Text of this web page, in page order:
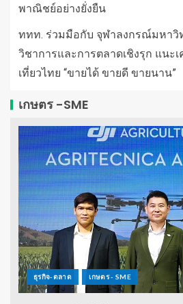
พาณิชย์อย่างยั่งยืน
ททท. ร่วมมือกับ จุฬาลงกรณ์มหาวิ
วิชาการและการตลาดเชิงรุก แนะ
เที่ยวไทย “ขายได้ ขายดี ขายนาน”
เกษตร -SME
ธุรกิจ-ตลาด เกษตร - SME